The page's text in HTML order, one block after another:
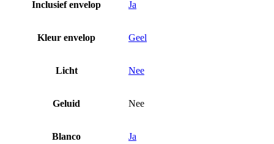
Inclusief envelop Ja
Kleur envelop Geel
Licht Nee
Geluid Nee
Blanco Ja